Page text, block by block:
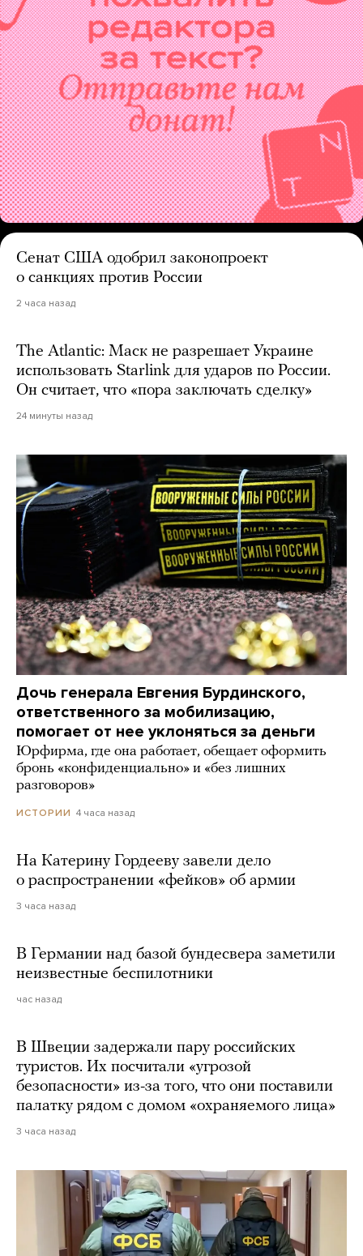
Сенат США одобрил законопроект
о санкциях против России
2 часа назад
The Atlantic: Маск не разрешает Украине
использовать Starlink для ударов по России.
Он считает, что «пора заключать сделку»
24 минуты назад
Дочь генерала Евгения Бурдинского,
ответственного за мобилизацию,
помогает от нее уклоняться за деньги
Юрфирма, где она работает, обещает оформить
бронь «конфиденциально» и «без лишних
разговоров»
ИСТОРИИ 4 часа назад
На Катерину Гордееву завели дело
о распространении «фейков» об армии
3 часа назад
В Германии над базой бундесвера заметили
неизвестные беспилотники
час назад
В Швеции задержали пару российских
туристов. Их посчитали «угрозой
безопасности» из-за того, что они поставили
палатку рядом с домом «охраняемого лица»
3 часа назад